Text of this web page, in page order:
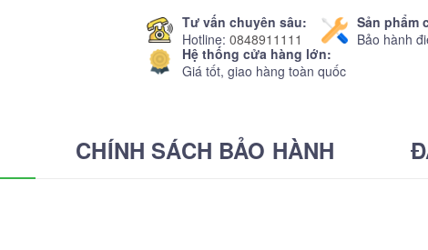
Tư vấn chuyên sâu:
Hotline: 0848911111
Sản phẩm
Bảo hành
Hệ thống cửa hàng lớn:
Giá tốt, giao hàng toàn quốc
CHÍNH SÁCH BẢO HÀNH